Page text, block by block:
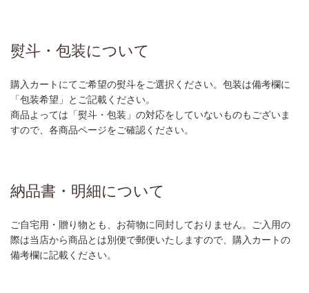
熨斗・包装について
購入カートにてご希望の熨斗をご選択ください。包装は備考欄に
「包装希望」とご記載ください。
商品よっては「熨斗・包装」の対応をしていないものもございま
すので、各商品ページをご確認ください。
納品書・明細について
ご自宅用・贈り物とも、お荷物に同封しておりません。ご入用の
際は当店から商品とは別便で郵便いたしますので、購入カートの
備考欄に記載ください。